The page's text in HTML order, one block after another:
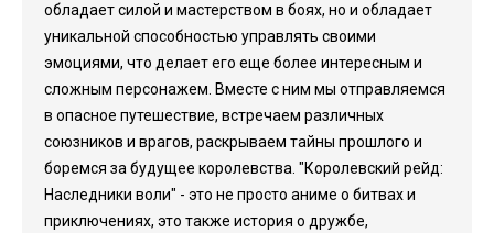
обладает силой и мастерством в боях, но и обладает
уникальной способностью управлять своими
эмоциями, что делает его еще более интересным и
сложным персонажем. Вместе с ним мы отправляемся
в опасное путешествие, встречаем различных
союзников и врагов, раскрываем тайны прошлого и
боремся за будущее королевства. "Королевский рейд:
Наследники воли" - это не просто аниме о битвах и
приключениях, это также история о дружбе,